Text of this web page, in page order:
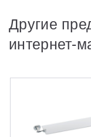
Другие
интернет-